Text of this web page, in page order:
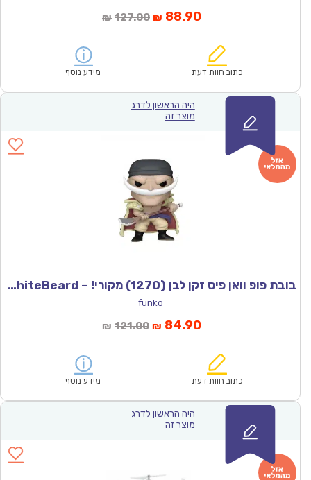
₪ 127.00המחיר
₪127.00.
₪ 88.90המחיר
הוא:
כתוב חוות דעת מידע נוסף
היה הראשון לדרג
מוצר זה
בובת פופ וואן פיס זקן לבן (1270) מקורי! – Funco WhiteBeard
funko
₪ 121.00המחיר
₪121.00.
₪ 84.90המחיר
הוא:
כתוב חוות דעת מידע נוסף
היה הראשון לדרג
מוצר זה